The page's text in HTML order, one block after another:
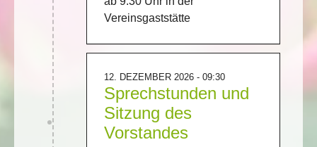
Vereinsgaststätte
12. DEZEMBER 2026 - 09:30
Sprechstunden und
Sitzung des
Vorstandes